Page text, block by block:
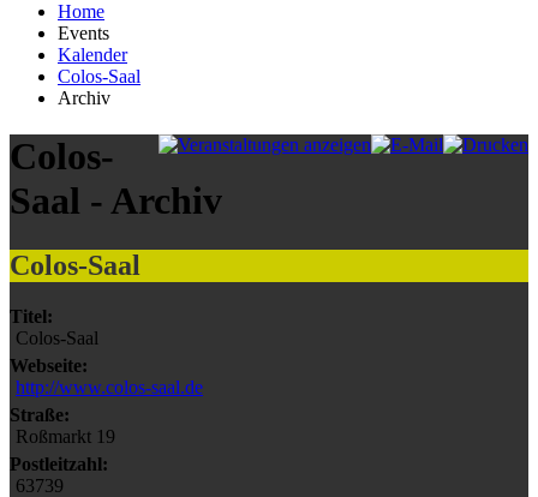
Home
Events
Kalender
Colos-Saal
Archiv
Colos-
Saal - Archiv
Colos-Saal
Titel:
Colos-Saal
Webseite:
http://www.colos-saal.de
Straße:
Roßmarkt 19
Postleitzahl:
63739